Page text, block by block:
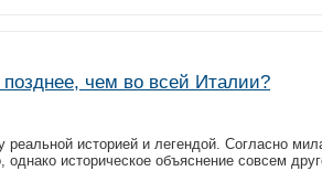
чем во всей Италии?
историей и легендой. Согласно
историческое объяснение совсем